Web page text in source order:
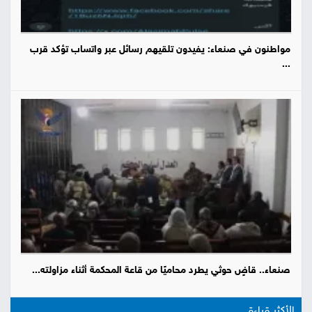
مواطنون في صنعاء: يفيدون تلقيهم رسائل عبر واتساب تؤكد قرب
...
صنعاء.. قاضٍ حوثي يطرد محاميًا من قاعة المحكمة أثناء مزاولته...